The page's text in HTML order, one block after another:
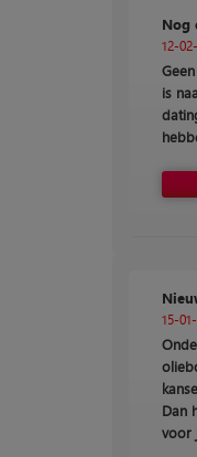
Nog
12-
is
15-
Dan
voor